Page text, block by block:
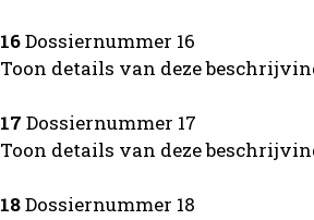
16Dossiernummer 16
Toon details van deze
17 Dossiernummer 17
Toon details van deze
18Dossiernummer 18